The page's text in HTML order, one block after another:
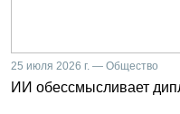
25 июля 2026 г. — Общество
ИИ обессмысливает